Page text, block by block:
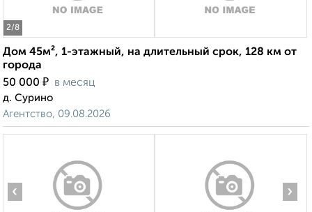
2/8
Дом 45м², 1-этажный, на длительный срок, 128 км от
города
50 000 ₽ в месяц
д. Сурино
Агентство, 09.08.2026
‹ ›